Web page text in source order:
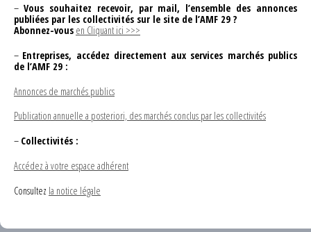
– Vous souhaitez recevoir, par mail, l’ensemble des annonces
publiées par les collectivités sur le site de l’AMF 29 ?
Abonnez-vous en Cliquant ici >>>
– Entreprises, accédez directement aux services marchés publics
de l’AMF 29 :
Annonces de marchés publics
Publication annuelle a posteriori, des marchés conclus par les collectivités
– Collectivités :
Accédez à votre espace adhérent
Consultez la notice légale